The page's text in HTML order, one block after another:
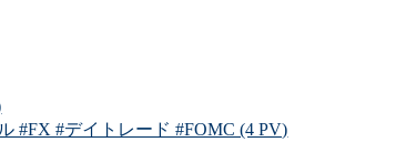
#FX #デイトレード #FOMC (4 PV)